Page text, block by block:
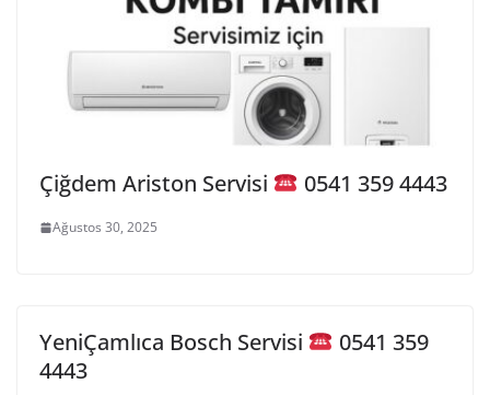
Çiğdem Ariston Servisi 0541 359 4443
Ağustos 30, 2025
YeniÇamlıca Bosch Servisi
0541 359
4443